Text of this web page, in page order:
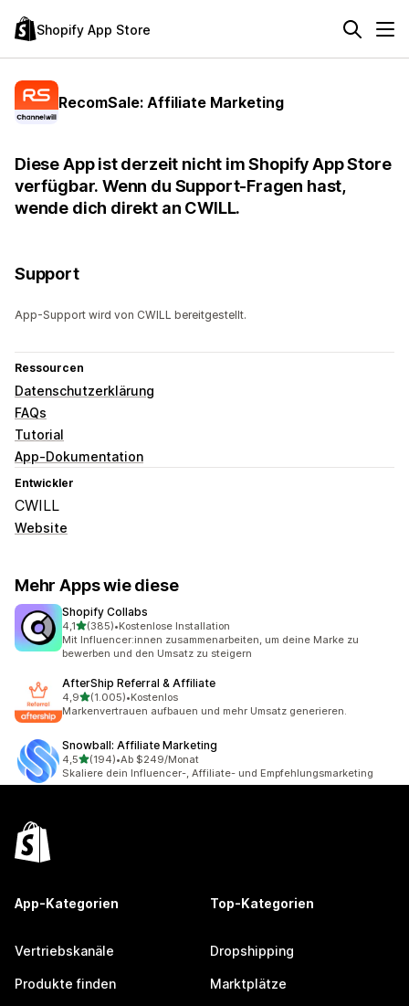
Shopify App Store
RecomSale: Affiliate Marketing
Diese App ist derzeit nicht im Shopify App Store
verfügbar. Wenn du Support-Fragen hast,
wende dich direkt an CWILL.
Support
App-Support wird von CWILL bereitgestellt.
Ressourcen
Datenschutzerklärung
FAQs
Tutorial
App-Dokumentation
Entwickler
CWILL
Website
Mehr Apps wie diese
Shopify Collabs
4,1von 5 Sternen
(385)
385 Rezensionen insgesamt
•Kostenlose Installation
Mit Influencer:innen zusammenarbeiten, um deine Marke zu
bewerben und den Umsatz zu steigern
AfterShip Referral & Affiliate
4,9von 5 Sternen
(1.005)
1005 Rezensionen insgesamt
•Kostenlos
Markenvertrauen aufbauen und mehr Umsatz generieren.
Snowball: Affiliate Marketing
4,5von 5 Sternen
(194)
194 Rezensionen insgesamt
•Ab $249/Monat
Skaliere dein Influencer-, Affiliate- und Empfehlungsmarketing
App-Kategorien
Vertriebskanäle
Produkte finden
Top-Kategorien
Dropshipping
Marktplätze